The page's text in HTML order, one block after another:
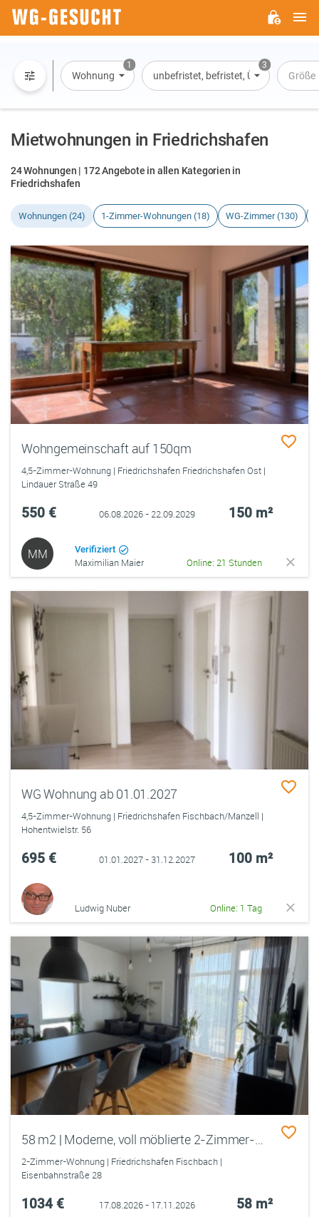
1
Wohnung
3
unbefristet, befristet, Übernachtung
Größe
Mietwohnungen in Friedrichshafen
24 Wohnungen | 172 Angebote in allen Kategorien in
Friedrichshafen
Wohnungen (24) 1-Zimmer-Wohnungen (18) WG-Zimmer (130)
Wohngemeinschaft auf 150qm
4,5-Zimmer-Wohnung | Friedrichshafen Friedrichshafen Ost |
Lindauer Straße 49
550 € 06.08.2026 - 22.09.2029 150 m²
MM Verifiziert
Maximilian Maier Online: 21 Stunden
WG Wohnung ab 01.01.2027
4,5-Zimmer-Wohnung | Friedrichshafen Fischbach/Manzell |
Hohentwielstr. 56
695 € 01.01.2027 - 31.12.2027 100 m²
Ludwig Nuber Online: 1 Tag
58 m2 | Moderne, voll möblierte 2-Zimmer-Wohnung mit Terrasse
2-Zimmer-Wohnung | Friedrichshafen Fischbach |
Eisenbahnstraße 28
1034 € 17.08.2026 - 17.11.2026 58 m²